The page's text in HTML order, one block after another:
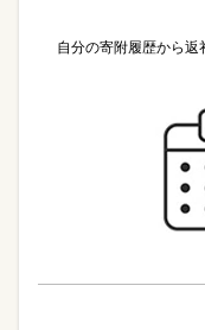
自分の寄附履歴から返